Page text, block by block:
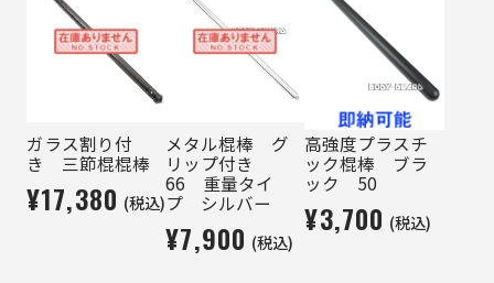
ガラス割り付
き 三節棍棍棒
¥17,380 (税込)
メタル棍棒 グ
リップ付き
66 重量タイ
プ シルバー
¥7,900 (税込)
高強度プラスチ
ック棍棒 ブラ
ック 50
¥3,700 (税込)